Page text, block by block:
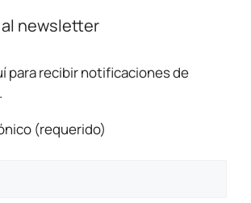
newsletter
para recibir notificaciones de
(requerido)